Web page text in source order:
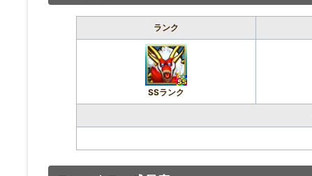
ランク
SSランク